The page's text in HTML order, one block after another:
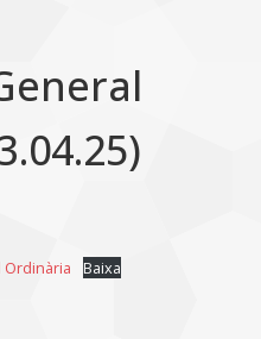
Ordinària Baixa